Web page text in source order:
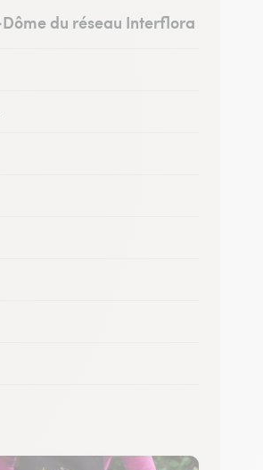
du réseau Interflora